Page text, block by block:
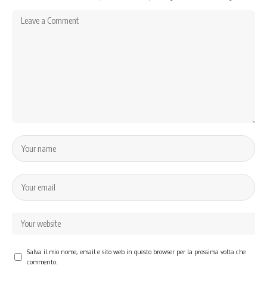
Salva il mio nome, email e sito web in questo browser per la prossima volta che
commento.